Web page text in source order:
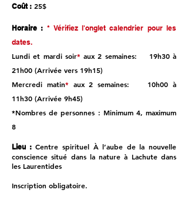
Coût : 25$
Horaire : * Vérifiez l'onglet calendrier pour les
dates.
Lundi et mardi soir* aux 2 semaines: 19h30 à
21h00 (Arrivée vers 19h15)
Mercredi matin* aux 2 semaines: 10h00 à
11h30 (Arrivée 9h45)
*Nombres de personnes : Minimum 4, maximum
8
Lieu :Centre spirituel À l’aube de la nouvelle
conscience situé dans la nature à Lachute dans
les Laurentides
Inscription obligatoire.